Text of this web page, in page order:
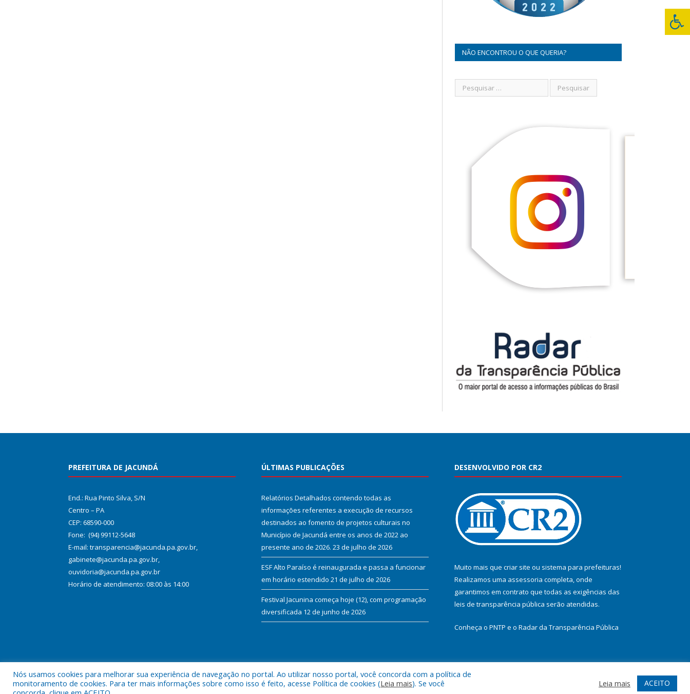
NÃO ENCONTROU O QUE QUERIA?
PREFEITURA DE JACUNDÁ
End.: Rua Pinto Silva, S/N
Centro – PA
CEP: 68590-000
Fone: (94) 99112-5648
E-mail: transparencia@jacunda.pa.gov.br,
gabinete@jacunda.pa.gov.br,
ouvidoria@jacunda.pa.gov.br
Horário de atendimento: 08:00 às 14:00
ÚLTIMAS PUBLICAÇÕES
Relatórios Detalhados contendo todas as
informações referentes a execução de recursos
destinados ao fomento de projetos culturais no
Município de Jacundá entre os anos de 2022 ao
presente ano de 2026. 23 de julho de 2026
ESF Alto Paraíso é reinaugurada e passa a funcionar
em horário estendido 21 de julho de 2026
Festival Jacunina começa hoje (12), com programação
diversificada 12 de junho de 2026
DESENVOLVIDO POR CR2
Muito mais que criar site ou sistema para prefeituras!
Realizamos uma assessoria completa, onde
garantimos em contrato que todas as exigências das
leis de transparência pública serão atendidas.
Conheça o PNTP e o Radar da Transparência Pública
Todos os direitos reservados a Prefeitura Municipal de Jacundá. Mapa do Site Acessar Webmail
Nós usamos cookies para melhorar sua experiência de navegação no portal. Ao utilizar nosso portal, você concorda com a política de
monitoramento de cookies. Para ter mais informações sobre como isso é feito, acesse Política de cookies (Leia mais). Se você
Leia mais ACEITO